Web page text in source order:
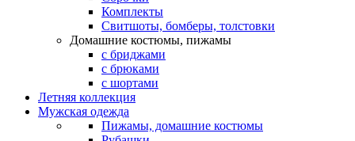
Комплекты
Свитшоты, бомберы, толстовки
Домашние костюмы, пижамы
с бриджами
с брюками
с шортами
Летняя коллекция
Мужская одежда
Пижамы, домашние костюмы